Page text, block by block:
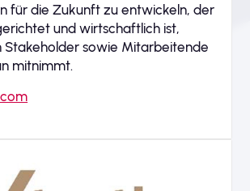
für die Zukunft zu entwickeln, der
und wirtschaftlich ist,
Stakeholder sowie Mitarbeitende
mitnimmt.